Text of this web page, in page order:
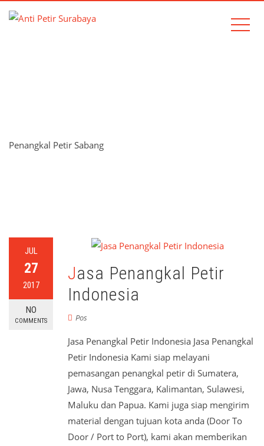
Penangkal Petir Sabang
JUL
27
2017
NO
COMMENTS
Jasa Penangkal Petir
Indonesia
Pos
Jasa Penangkal Petir Indonesia Jasa Penangkal
Petir Indonesia Kami siap melayani
pemasangan penangkal petir di Sumatera,
Jawa, Nusa Tenggara, Kalimantan, Sulawesi,
Maluku dan Papua. Kami juga siap mengirim
material dengan tujuan kota anda (Door To
Door / Port to Port), kami akan memberikan